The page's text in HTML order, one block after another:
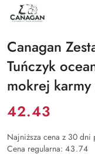
NAZWA
PRODUCENTA:
CANAGAN
Canagan
Tuńczyk
mokrej
Cena:
42.43
Najniższa cena z 30
Cena regularna: 43.74